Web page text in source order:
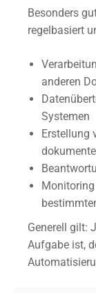
Besonders
regelbasiert
anderen
Systemen
Erstellung
Generell gilt:
Aufgabe ist,